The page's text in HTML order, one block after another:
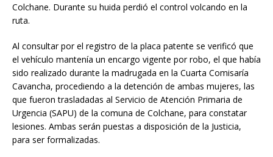
Colchane. Durante su huida perdió el control volcando en la
ruta.
Al consultar por el registro de la placa patente se verificó que
el vehículo mantenía un encargo vigente por robo, el que había
sido realizado durante la madrugada en la Cuarta Comisaría
Cavancha, procediendo a la detención de ambas mujeres, las
que fueron trasladadas al Servicio de Atención Primaria de
Urgencia (SAPU) de la comuna de Colchane, para constatar
lesiones. Ambas serán puestas a disposición de la Justicia,
para ser formalizadas.